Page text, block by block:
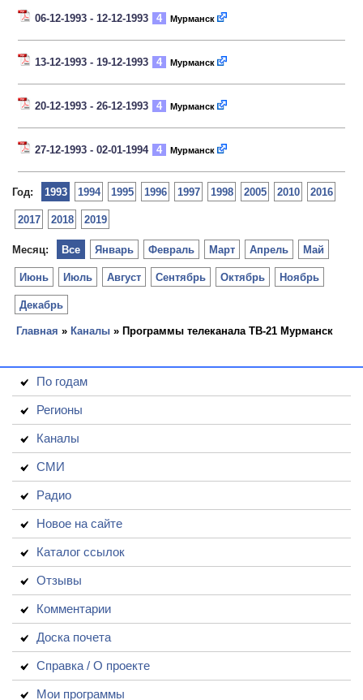
06-12-1993 - 12-12-1993 4 Мурманск
13-12-1993 - 19-12-1993 4 Мурманск
20-12-1993 - 26-12-1993 4 Мурманск
27-12-1993 - 02-01-1994 4 Мурманск
Год: 1993 1994 1995 1996 1997 1998 2005 2010 2016
2017 2018 2019
Месяц: Январь Февраль Март Апрель Май
Июнь Июль Август Сентябрь Октябрь Ноябрь
Декабрь
Все
Главная » Каналы » Программы телеканала ТВ-21 Мурманск
По годам
Регионы
Каналы
СМИ
Радио
Новое на сайте
Каталог ссылок
Отзывы
Комментарии
Доска почета
Справка / О проекте
Мои программы